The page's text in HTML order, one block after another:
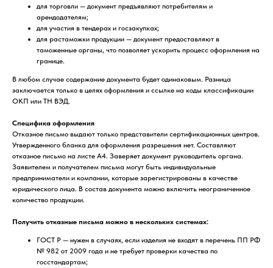
для торговли — документ предъявляют потребителям и
арендодателям;
для участия в тендерах и госзакупках;
для растаможки продукции — документ предоставляют в
таможенные органы, что позволяет ускорить процесс оформления на
границе.
В любом случае содержание документа будет одинаковым. Разница
заключается только в целях оформления и ссылке на коды классификации
ОКП или ТН ВЭД.
Специфика оформления
Отказное письмо выдают только представители сертификационных центров.
Утвержденного бланка для оформления разрешения нет. Составляют
отказное письмо на листе А4. Заверяет документ руководитель органа.
Заявителем и получателем письма могут быть индивидуальные
предприниматели и компании, которые зарегистрированы в качестве
юридического лица. В состав документа можно включить неограниченное
количество продукции.
Получить отказные письма можно в нескольких системах:
ГОСТ Р — нужен в случаях, если изделия не входят в перечень ПП РФ
№ 982 от 2009 года и не требует проверки качества по
госстандартам;